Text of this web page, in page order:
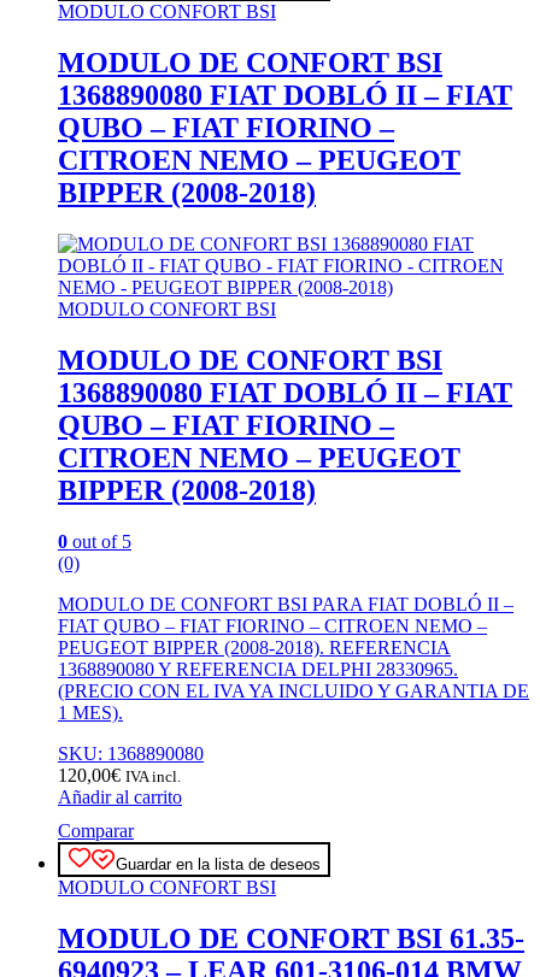
MODULO CONFORT BSI
MODULO DE CONFORT BSI
1368890080 FIAT DOBLÓ II – FIAT
QUBO – FIAT FIORINO –
CITROEN NEMO – PEUGEOT
BIPPER (2008-2018)
MODULO CONFORT BSI
MODULO DE CONFORT BSI
1368890080 FIAT DOBLÓ II – FIAT
QUBO – FIAT FIORINO –
CITROEN NEMO – PEUGEOT
BIPPER (2008-2018)
0 out of 5
(0)
MODULO DE CONFORT BSI PARA FIAT DOBLÓ II –
FIAT QUBO – FIAT FIORINO – CITROEN NEMO –
PEUGEOT BIPPER (2008-2018). REFERENCIA
1368890080 Y REFERENCIA DELPHI 28330965.
(PRECIO CON EL IVA YA INCLUIDO Y GARANTIA DE
1 MES).
SKU: 1368890080
120,00€ IVA incl.
Añadir al carrito
Comparar
Guardar en la lista de deseos
MODULO CONFORT BSI
MODULO DE CONFORT BSI 61.35-